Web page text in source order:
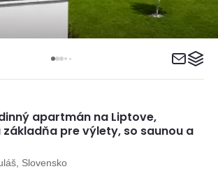
apartmán na Liptove,
pre výlety, so saunou a
Slovensko